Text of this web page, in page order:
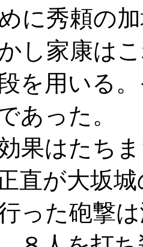
に秀頼の
し家康は
を用いる
あった。
果はたち
直が大坂
った砲撃